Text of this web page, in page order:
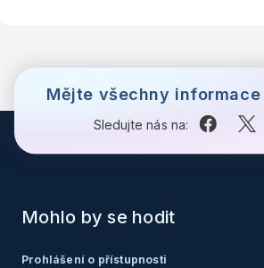
Mějte všechny
Sledujte nás na:
Mohlo by se hodit
Prohlášení o přístupnosti